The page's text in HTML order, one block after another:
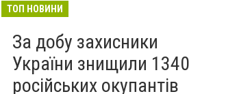
евакуацію дітей із
ТОП НОВИНИ
За добу захисники
України знищили 1340
російських окупантів